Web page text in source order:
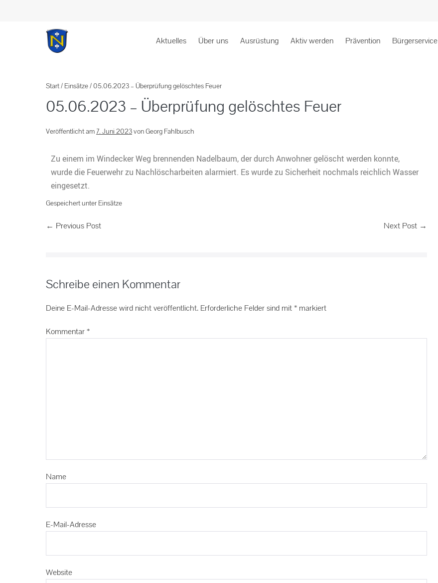
Aktuelles Über uns Ausrüstung Aktiv werden Prävention Bürgerservice
Start/ Einsätze/05.06.2023 – Überprüfung gelöschtes Feuer
05.06.2023 – Überprüfung gelöschtes Feuer
Veröffentlicht am 7. Juni 2023vonGeorg Fahlbusch
Zu einem im Windecker Weg brennenden Nadelbaum, der durch Anwohner gelöscht werden konnte,
wurde die Feuerwehr zu Nachlöscharbeiten alarmiert. Es wurde zu Sicherheit nochmals reichlich Wasser
eingesetzt.
Gespeichert unter Einsätze
← Previous Post Next Post →
Schreibe einen Kommentar
Deine E-Mail-Adresse wird nicht veröffentlicht. Erforderliche Felder sind mit* markiert
Kommentar*
Name
E-Mail-Adresse
Website